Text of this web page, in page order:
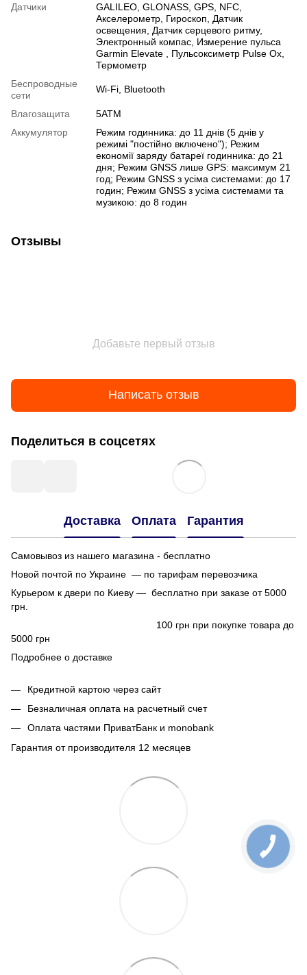
Датчики GALILEO GLONASS GPS NFC
Акселерометр Гироскоп
Датчик
освещения
Датчик серцевого ритму,
Электронный компас Измерение пульса
Garmin Elevate
Пульсоксиметр Pulse Ox
Термометр
Беспроводные
сети
Wi-Fi Bluetooth
Влагозащита
5АТМ
Аккумулятор
Режим годинника: до 11 днів (5 днів у
режимі "постійно включено"); Режим
економії заряду батареї годинника: до 21
дня; Режим GNSS лише GPS: максимум 21
год; Режим GNSS з усіма системами: до 17
годин; Режим GNSS з усіма системами та
музикою: до 8 годин
Отзывы
Добавьте первый отзыв
Написать отзыв
Поделиться в соцсетях
Доставка Оплата Гарантия
Самовывоз из нашего магазина - бесплатно
Новой почтой по Украине — по тарифам перевозчика
Курьером к двери по Киеву — бесплатно при заказе от 5000
грн.
100 грн при покупке товара до
5000 грн
Подробнее о доставке
Кредитной картою через сайт
Безналичная оплата на расчетный счет
Оплата частями ПриватБанк и monobank
Гарантия от производителя 12 месяцев